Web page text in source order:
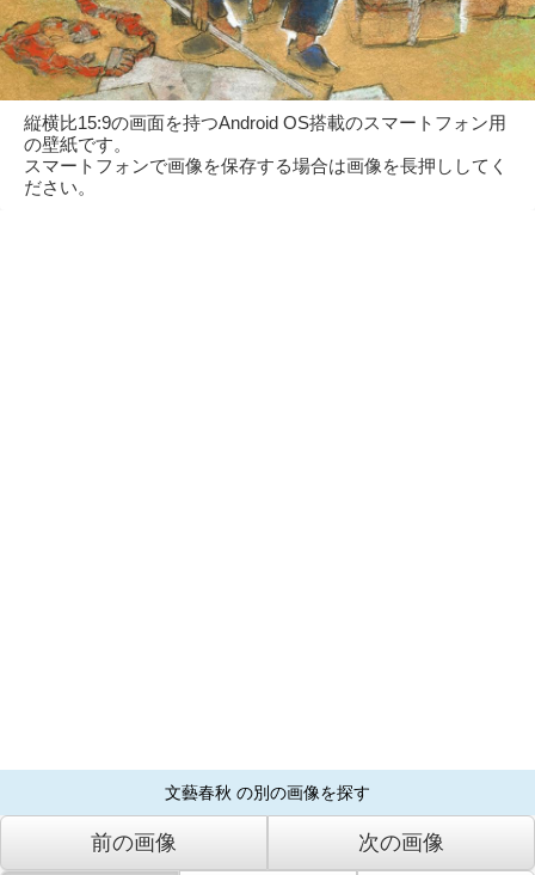
縦横比15:9の画面を持つAndroid OS搭載のスマートフォン用
の壁紙です。
スマートフォンで画像を保存する場合は画像を長押ししてく
ださい。
文藝春秋 の別の画像を探す
前の画像 次の画像